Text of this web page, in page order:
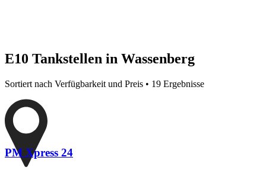
E10 Tankstellen in Wassenberg
Sortiert nach Verfügbarkeit und Preis • 19 Ergebnisse
PM Xpress 24